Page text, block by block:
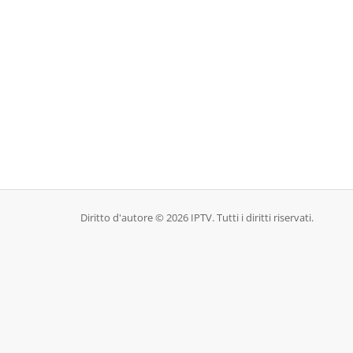
Diritto d'autore © 2026 IPTV. Tutti i diritti riservati.